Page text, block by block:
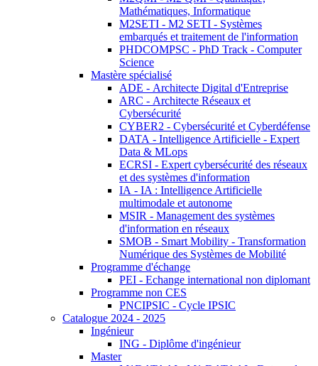
Mathématiques, Informatique
M2SETI - M2 SETI - Systèmes
embarqués et traitement de l'information
PHDCOMPSC - PhD Track - Computer
Science
Mastère spécialisé
ADE - Architecte Digital d'Entreprise
ARC - Architecte Réseaux et
Cybersécurité
CYBER2 - Cybersécurité et Cyberdéfense
DATA - Intelligence Artificielle - Expert
Data & MLops
ECRSI - Expert cybersécurité des réseaux
et des systèmes d'information
IA - IA : Intelligence Artificielle
multimodale et autonome
MSIR - Management des systèmes
d'information en réseaux
SMOB - Smart Mobility - Transformation
Numérique des Systèmes de Mobilité
Programme d'échange
PEI - Echange international non diplomant
Programme non CES
PNCIPSIC - Cycle IPSIC
Catalogue 2024 - 2025
Ingénieur
ING - Diplôme d'ingénieur
Master